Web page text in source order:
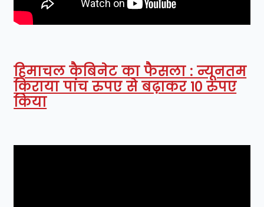
हिमाचल कैबिनेट का फैसला : न्यूनतम
किराया पांच रुपए से बढ़ाकर 10 रुपए
किया